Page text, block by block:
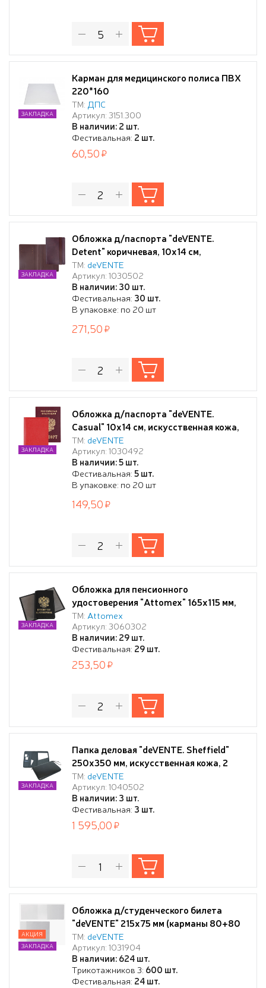
Карман для медицинского полиса ПВХ
220*160
ТМ: ДПС
Артикул: 3151.300
В наличии: 2 шт.
Фестивальная: 2 шт.
ЗАКЛАДКА
60,50
Обложка д/паспорта "deVENTE.
Detent" коричневая, 10x14 см,
искусственная кожа, поролон,
вертикальная резинка, отстрочка, 3
отделения для визиток, в пластиковом
пакете с европодвесом,
ТМ: deVENTE
Артикул: 1030502
В наличии: 30 шт.
Фестивальная: 30 шт.
В упаковке: по 20 шт
ЗАКЛАДКА
271,50
Обложка д/паспорта "deVENTE.
Casual" 10x14 см, искусственная кожа,
красная, отстрочка, 2 отделения для
визиток, в пластиковом пакете с
европодвесом,
ТМ: deVENTE
Артикул: 1030492
В наличии: 5 шт.
Фестивальная:5 шт.
В упаковке: по 20 шт
ЗАКЛАДКА
149,50
Обложка для пенсионного
удостоверения "Attomex" 165x115 мм,
черная, натуральная кожа шик гладкая,
прозрачные ПВХ клапаны, тиснение
золотистой фольгой, индивидуальная
упаковка
ТМ: Attomex
Артикул: 3060302
В наличии: 29 шт.
Фестивальная: 29 шт.
ЗАКЛАДКА
253,50
Папка деловая "deVENTE. Sheffield"
250x350 мм, искусственная кожа, 2
кармана, отделения под визитки и
ручки, с ручкой-петлей, на молнии,
черная
ТМ: deVENTE
Артикул: 1040502
В наличии: 3 шт.
Фестивальная: 3 шт.
ЗАКЛАДКА
1 595,00
Обложка д/студенческого билета
"deVENTE" 215x75 мм (карманы 80+80
мм), прозрачный ПВХ 120 мкм
ТМ: deVENTE
Артикул: 1031904
В наличии: 624 шт.
Трикотажников 3: 600 шт.
Фестивальная: 24 шт.
АКЦИЯ
ЗАКЛАДКА